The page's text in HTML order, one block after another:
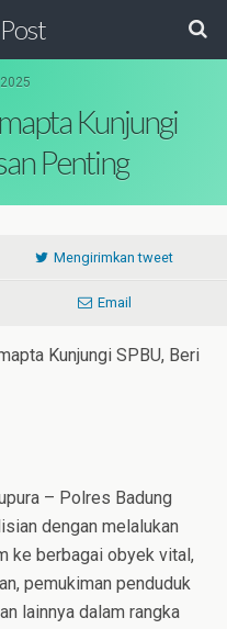
Kunjungi
Penting
Mengirimkan tweet
Email
Kunjungi SPBU, Beri
– Polres Badung
dengan melalukan
ke berbagai obyek vital,
pemukiman penduduk
lainnya dalam rangka